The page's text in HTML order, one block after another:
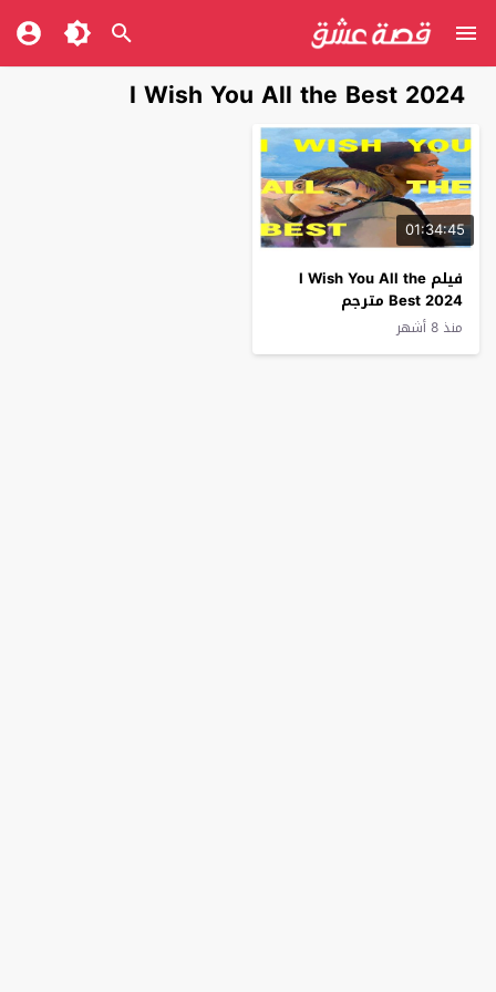
I Wish You All the Best 2024
01:34:45
فيلم I Wish You All the
Best 2024 مترجم
منذ 8 أشهر